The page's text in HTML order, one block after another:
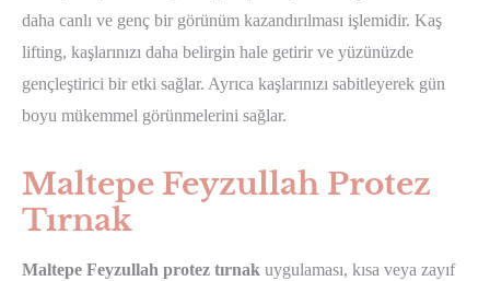
daha canlı ve genç bir görünüm kazandırılması işlemidir. Kaş
lifting, kaşlarınızı daha belirgin hale getirir ve yüzünüzde
gençleştirici bir etki sağlar. Ayrıca kaşlarınızı sabitleyerek gün
boyu mükemmel görünmelerini sağlar.
Maltepe Feyzullah Protez
Tırnak
Maltepe Feyzullah protez tırnak uygulaması, kısa veya zayıf